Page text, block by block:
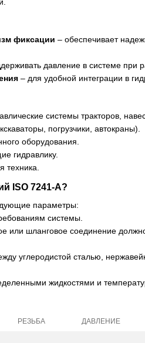
фиксации – обеспечивает
давление в системе при
– для удобной интеграции в
системы тракторов,
погрузчики, автокраны).
оборудования.
гидравлику.
техника.
ISO 7241-A?
параметры:
системы.
или шланговое соединение должно
углеродистой сталью,
жидкостями и
РЕЗЬБА ДАВЛЕНИЕ